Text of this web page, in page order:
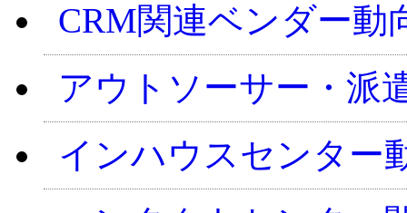
CRM関連ベンダー動
アウトソーサー・派
インハウスセンター